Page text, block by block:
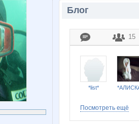
Блог
15
*list*
Посмотреть ещё